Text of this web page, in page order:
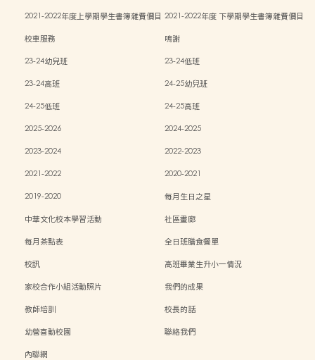
2021-2022年度上學期學生書簿雜費價目 2021-2022年度 下學期學生書簿雜費價目
校車服務
鳴謝
23-24幼兒班
23-24低班
23-24高班
24-25幼兒班
24-25低班
24-25高班
2025-2026
2024-2025
2023-2024
2022-2023
2021-2022
2020-2021
2019-2020
每月生日之星
中華文化校本學習活動
社區畫廊
每月茶點表
全日班膳食餐單
校訊
高班畢業生升小一情況
家校合作小組活動照片
我們的成果
教師培訓
校長的話
幼營喜動校園
聯絡我們
內聯網